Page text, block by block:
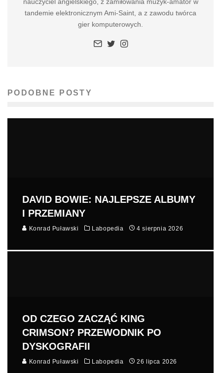
nauczyciel angielskiego, z zamiłowania muzyk-amator w
tandemie elektronicznym Ami-Saint, a z zawodu twórca
gier komputerowych.
PODOBNE POSTY
DAVID BOWIE: NAJLEPSZE ALBUMY
I PRZEMIANY
Konrad Puławski Labopedia 4 sierpnia 2026
OD CZEGO ZACZĄĆ KING
CRIMSON? PRZEWODNIK PO
DYSKOGRAFII
Konrad Puławski Labopedia 26 lipca 2026